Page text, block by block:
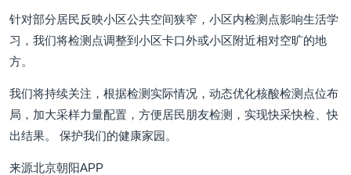
针对部分居民反映小区公共空间狭窄，小区内检测点影响生活学
习，我们将检测点调整到小区卡口外或小区附近相对空旷的地
方。
我们将持续关注，根据检测实际情况，动态优化核酸检测点位布
局，加大采样力量配置，方便居民朋友检测，实现快采快检、快
出结果。 保护我们的健康家园。
来源北京朝阳APP